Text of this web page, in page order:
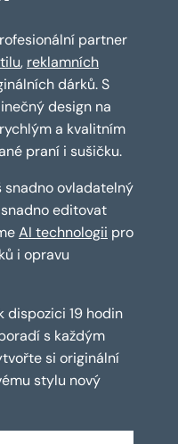
partner
, reklamních
dárků. S
design na
a kvalitním
praní i sušičku.
snadno ovladatelný
editovat
AI technologii pro
i opravu
dispozici 19 hodin
s každým
si originální
stylu nový